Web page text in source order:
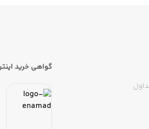
گواهی خرید